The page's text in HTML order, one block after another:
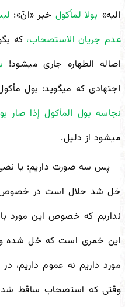
الیه» بولا لمأکول خبر «انّ»:
عدم جریان الاستصحاب، که
اصاله الطهاره جاری میشود!
اجتهادی که میگوید: بول
نجاسه بول المأکول إذا صار
میشود از دلیل.
پس سه صورت داریم: یا
خل شد حلال است در خصوص
نداریم که خصوص این مورد
این خمری است که خل شده و
مورد داریم نه عموم داریم،
وقتی که استصحاب ساقط شد